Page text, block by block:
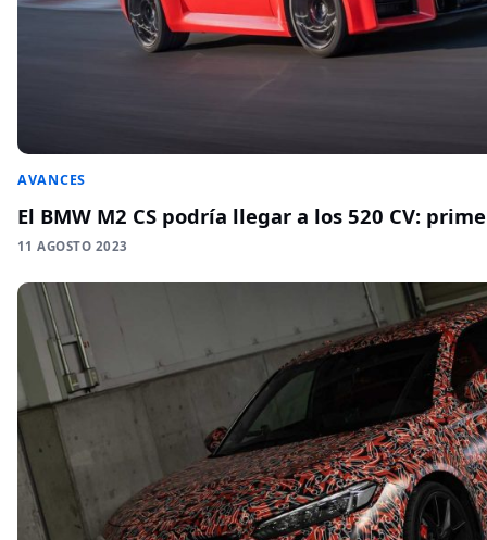
AVANCES
El BMW M2 CS podría llegar a los 520 CV:
11 AGOSTO 2023